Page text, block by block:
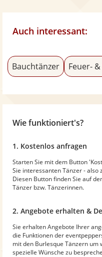
Auch interessant:
Bauchtänzer Feuer-
Wie funktioniert's?
1. Kostenlos anfragen
Starten Sie mit dem Button
Sie interessanten Tänzer - also
Diesen Button finden Sie auf
Tänzer bzw. Tänzerinnen.
2. Angebote erhalten &
Sie erhalten Angebote Ihrer
die Funktionen der
mit den Burlesque Tänzern um
spezielle Wünsche zu